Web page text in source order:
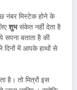
नंबर मिस्टेक होने के
शुभसंकेत नहीं देता है
बताता है की
दिनों में आपके हाथों से
है। तो मित्रों इस